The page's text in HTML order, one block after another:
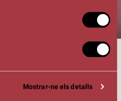
Mostrar-ne els detalls